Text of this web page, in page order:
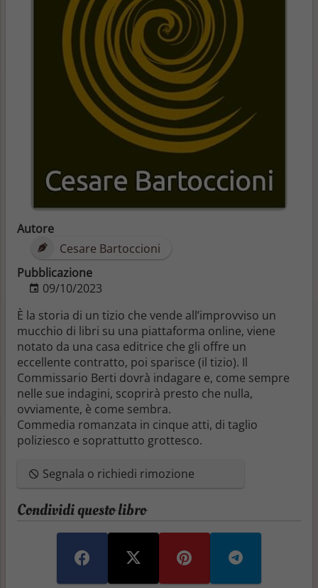
Autore
Cesare Bartoccioni
Pubblicazione
09/10/2023
È la storia di un tizio che vende all’improvviso un
mucchio di libri su una piattaforma online, viene
notato da una casa editrice che gli offre un
eccellente contratto, poi sparisce (il tizio). Il
Commissario Berti dovrà indagare e, come sempre
nelle sue indagini, scoprirà presto che nulla,
ovviamente, è come sembra.
Commedia romanzata in cinque atti, di taglio
poliziesco e soprattutto grottesco.
Segnala o richiedi rimozione
Condividi questo libro